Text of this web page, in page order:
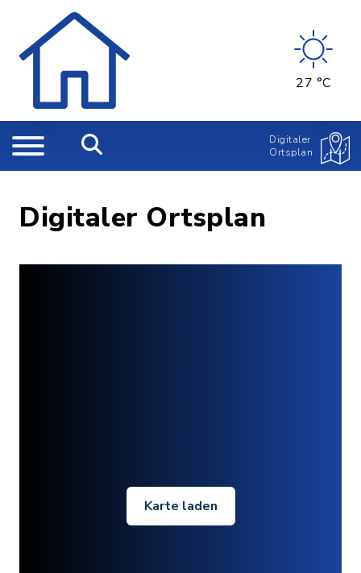
27 °C
Digitaler
Ortsplan
Digitaler Ortsplan
Karte laden